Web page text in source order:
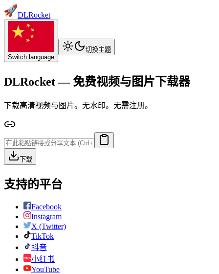
DLRocket
Switch language
切换主题
DLRocket — 免费视频与图片下载器
下载高清视频与图片。无水印。无需注册。
下载
支持的平台
Facebook
Instagram
X (Twitter)
TikTok
抖音
小红书
YouTube